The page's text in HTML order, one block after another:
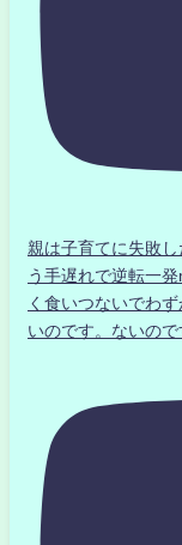
親は子育てに失敗
う手遅れで逆転一
く食いつないでわ
いのです。ないので